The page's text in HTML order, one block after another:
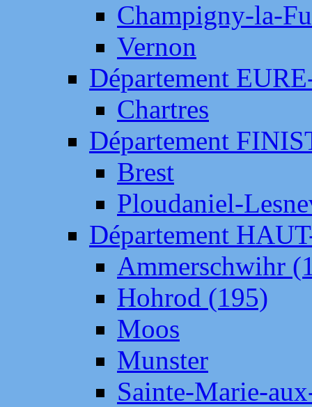
Champigny-la-
Vernon
Département
Chartres
Département
Brest
Ploudaniel-
Département
Ammerschwihr
Hohrod (195)
Moos
Munster
Sainte-Marie-